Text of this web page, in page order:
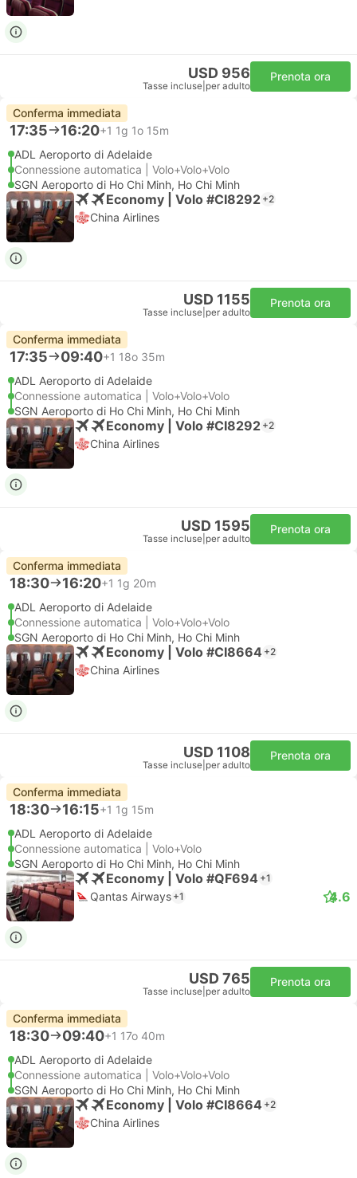
USD 956
Tasse incluse per adulto
Prenota ora
Conferma immediata
17:35 16:20+1 1g 1o 15m
ADL Aeroporto di Adelaide
Connessione automatica | Volo+Volo+Volo
SGN Aeroporto di Ho Chi Minh, Ho Chi Minh
Economy | Volo #CI8292 +2
China Airlines
USD 1155
Tasse incluse per adulto
Prenota ora
Conferma immediata
17:35 09:40+1 18o 35m
ADL Aeroporto di Adelaide
Connessione automatica | Volo+Volo+Volo
SGN Aeroporto di Ho Chi Minh, Ho Chi Minh
Economy | Volo #CI8292 +2
China Airlines
USD 1595
Tasse incluse per adulto
Prenota ora
Conferma immediata
18:30 16:20+1 1g 20m
ADL Aeroporto di Adelaide
Connessione automatica | Volo+Volo+Volo
SGN Aeroporto di Ho Chi Minh, Ho Chi Minh
Economy | Volo #CI8664 +2
China Airlines
USD 1108
Tasse incluse per adulto
Prenota ora
Conferma immediata
18:30 16:15+1 1g 15m
ADL Aeroporto di Adelaide
Connessione automatica | Volo+Volo
SGN Aeroporto di Ho Chi Minh, Ho Chi Minh
Economy | Volo #QF694 +1
Qantas Airways +1 4.6
USD 765
Tasse incluse per adulto
Prenota ora
Conferma immediata
18:30 09:40+1 17o 40m
ADL Aeroporto di Adelaide
Connessione automatica | Volo+Volo+Volo
SGN Aeroporto di Ho Chi Minh, Ho Chi Minh
Economy | Volo #CI8664 +2
China Airlines